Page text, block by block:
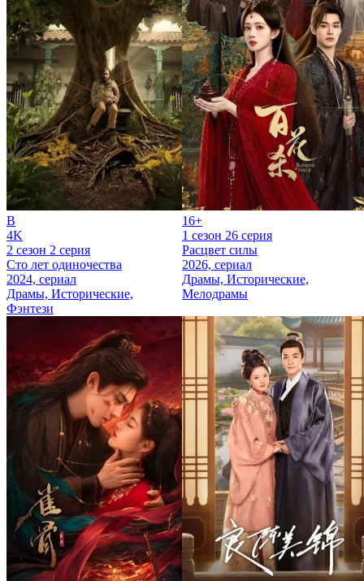
B
4K
2 сезон 2 серия
Сто лет одиночества
2024, сериал
Драмы, Исторические,
Фэнтези
16+
1 сезон 26 серия
Расцвет силы
2026, сериал
Драмы, Исторические,
Мелодрамы